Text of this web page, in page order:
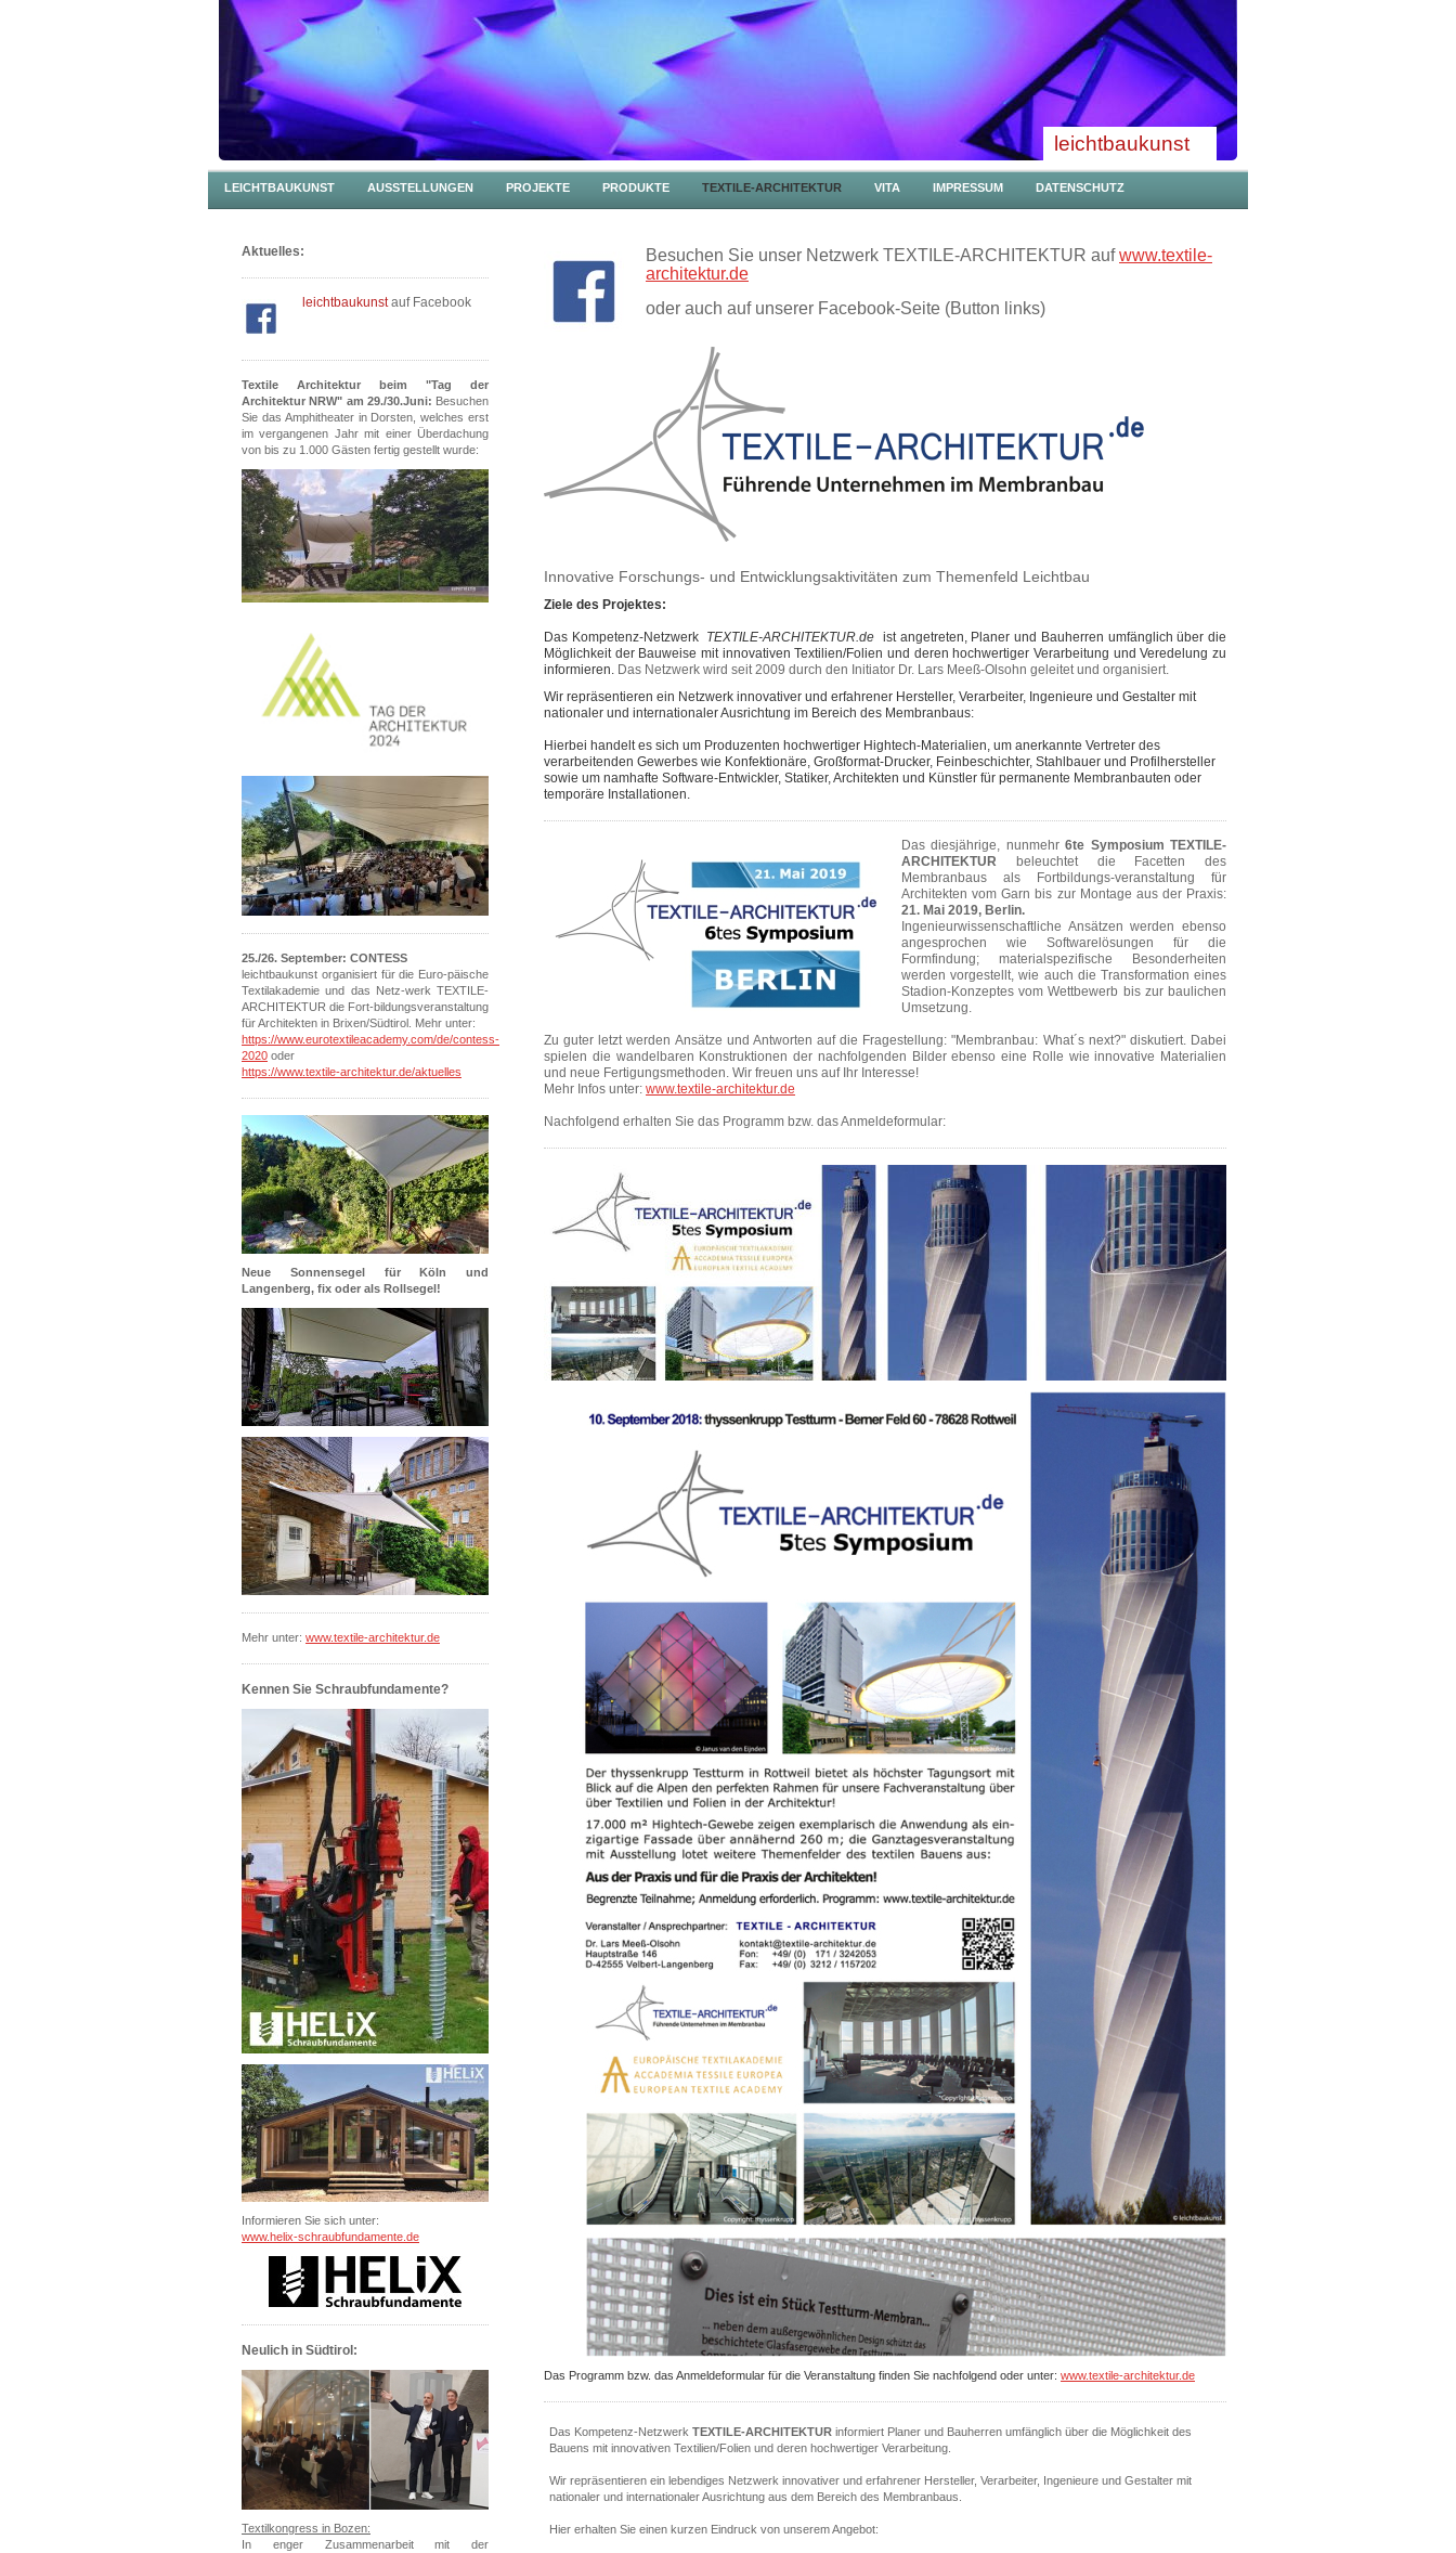
leichtbaukunst
LEICHTBAUKUNST AUSSTELLUNGEN PROJEKTE PRODUKTE TEXTILE-ARCHITEKTUR VITA IMPRESSUM DATENSCHUTZ
Aktuelles:
leichtbaukunstauf Facebook
Textile Architektur beim "Tag der
Architektur NRW" am 29./30.Juni: Besuchen
Sie das Amphitheater in Dorsten, welches erst
im vergangenen Jahr mit einer Überdachung
von bis zu 1.000 Gästen fertig gestellt wurde:
25./26. September: CONTESS
leichtbaukunst organisiert für die Euro-päische
Textilakademie und das Netz-werk TEXTILE-
ARCHITEKTUR die Fort-bildungsveranstaltung
für Architekten in Brixen/Südtirol. Mehr unter:
https://www.eurotextileacademy.com/de/contess-
2020 oder
https://www.textile-architektur.de/aktuelles
Neue Sonnensegel für Köln und
Langenberg, fix oder als Rollsegel!
Mehr unter: www.textile-architektur.de
Kennen Sie Schraubfundamente?
Informieren Sie sich unter:
www.helix-schraubfundamente.de
Neulich in Südtirol:
Textilkongress in Bozen:
In enger Zusammenarbeit mit der
Besuchen Sie unser Netzwerk TEXTILE-ARCHITEKTUR aufwww.textile-
architektur.de
oder auch auf unserer Facebook-Seite (Button links)
Innovative Forschungs- und Entwicklungsaktivitäten zum Themenfeld Leichtbau
Ziele des Projektes:
Das Kompetenz-Netzwerk TEXTILE-ARCHITEKTUR.de ist angetreten, Planer und Bauherren umfänglich über die
Möglichkeit der Bauweise mit innovativen Textilien/Folien und deren hochwertiger Verarbeitung und Veredelung zu
informieren. Das Netzwerk wird seit 2009 durch den Initiator Dr. Lars Meeß-Olsohn geleitet und organisiert.
Wir repräsentieren ein Netzwerk innovativer und erfahrener Hersteller, Verarbeiter, Ingenieure und Gestalter mit
nationaler und internationaler Ausrichtung im Bereich des Membranbaus:
Hierbei handelt es sich um Produzenten hochwertiger Hightech-Materialien, um anerkannte Vertreter des
verarbeitenden Gewerbes wie Konfektionäre, Großformat-Drucker, Feinbeschichter, Stahlbauer und Profilhersteller
sowie um namhafte Software-Entwickler, Statiker, Architekten und Künstler für permanente Membranbauten oder
temporäre Installationen.
Das diesjährige, nunmehr6te Symposium TEXTILE-
ARCHITEKTUR beleuchtet die Facetten des
Membranbaus als Fortbildungs-veranstaltung für
Architekten vom Garn bis zur Montage aus der Praxis:
21. Mai 2019, Berlin.
Ingenieurwissenschaftliche Ansätzen werden ebenso
angesprochen wie Softwarelösungen für die
Formfindung; materialspezifische Besonderheiten
werden vorgestellt, wie auch die Transformation eines
Stadion-Konzeptes vom Wettbewerb bis zur baulichen
Umsetzung.
Zu guter letzt werden Ansätze und Antworten auf die Fragestellung: "Membranbau: What´s next?" diskutiert. Dabei
spielen die wandelbaren Konstruktionen der nachfolgenden Bilder ebenso eine Rolle wie innovative Materialien
und neue Fertigungsmethoden. Wir freuen uns auf Ihr Interesse!
Mehr Infos unter: www.textile-architektur.de
Nachfolgend erhalten Sie das Programm bzw. das Anmeldeformular:
Das Programm bzw. das Anmeldeformular für die Veranstaltung finden Sie nachfolgend oder unter: www.textile-architektur.de
Das Kompetenz-Netzwerk TEXTILE-ARCHITEKTUR informiert Planer und Bauherren umfänglich über die Möglichkeit des
Bauens mit innovativen Textilien/Folien und deren hochwertiger Verarbeitung.
Wir repräsentieren ein lebendiges Netzwerk innovativer und erfahrener Hersteller, Verarbeiter, Ingenieure und Gestalter mit
nationaler und internationaler Ausrichtung aus dem Bereich des Membranbaus.
Hier erhalten Sie einen kurzen Eindruck von unserem Angebot: